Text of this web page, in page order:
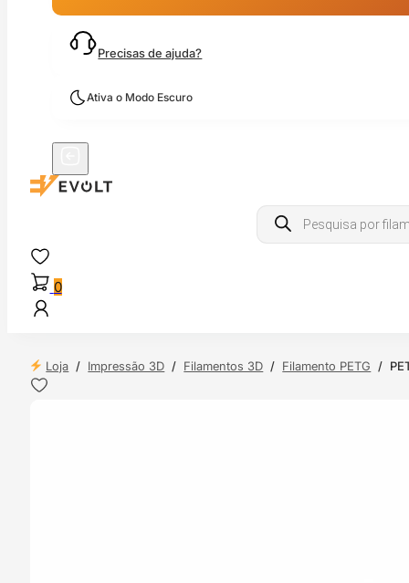
Precisas de ajuda?
Ativa o Modo Escuro
Products
search
0
Loja / Impressão 3D / Filamentos 3D / Filamento PETG /